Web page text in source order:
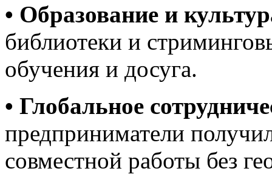
• Образование и
библиотеки и
обучения и досуга.
• Глобальное
предприниматели
совместной работы без